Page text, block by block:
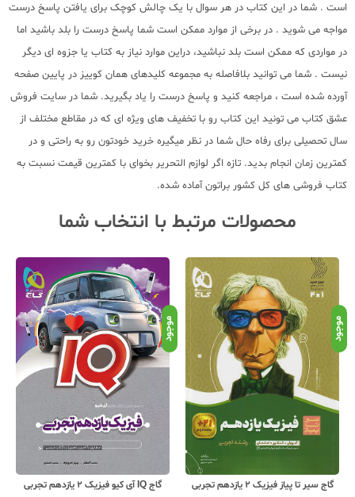
است . شما در این کتاب در هر سوال با یک چالش کوچک برای یافتن پاسخ درست
مواجه می شوید . در برخی از موارد ممکن است شما پاسخ درست را بلد باشید اما
در مواردی که ممکن است بلد نباشید، دراین موارد نیاز به کتاب یا جزوه ای دیگر
نیست . شما می توانید بلافاصله به مجموعه کلیدهای همان کوییز در پایین صفحه
آورده شده است ، مراجعه کنید و پاسخ درست را یاد بگیرید. شما در سایت فروش
عشق کتاب می تونید این کتاب رو با تخفیف های ویژه ای که در مقاطع مختلف از
سال تحصیلی برای رفاه حال شما در نظر میگیره خرید خودتون رو به راحتی و در
کمترین زمان انجام بدید. تازه اگر لوازم التحریر بخوای با کمترین قیمت نسبت به
کتاب فروشی های کل کشور براتون آماده شده.
محصولات مرتبط با انتخاب شما
موجود
گاج سیر تا پیاز فیزیک 2 یازدهم تجربی
موجود
گاج IQ آی کیو فیزیک 2 یازدهم تجربی